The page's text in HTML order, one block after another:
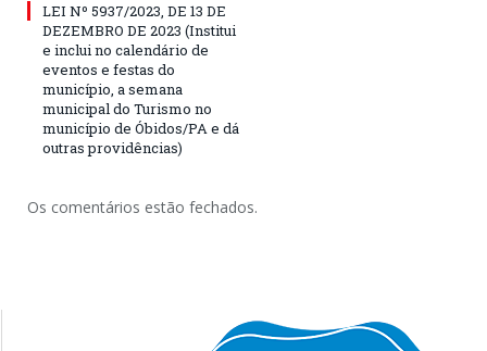
LEI Nº 5937/2023, DE 13 DE
DEZEMBRO DE 2023 (Institui
e inclui no calendário de
eventos e festas do
município, a semana
municipal do Turismo no
município de Óbidos/PA e dá
outras providências)
Os comentários estão fechados.